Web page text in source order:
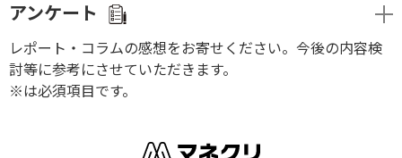
アンケート
レポート・コラムの感想をお寄せください。今後の内容検
討等に参考にさせていただきます。
※は必須項目です。